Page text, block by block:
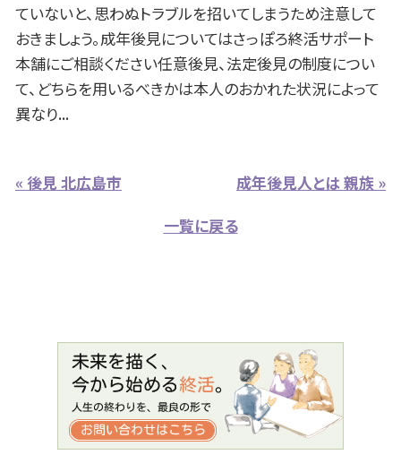
ていないと、思わぬトラブルを招いてしまうため注意して
おきましょう。成年後見についてはさっぽろ終活サポート
本舗にご相談ください任意後見、法定後見の制度につい
て、どちらを用いるべきかは本人のおかれた状況によって
異なり...
« 後見 北広島市
成年後見人とは 親族 »
一覧に戻る